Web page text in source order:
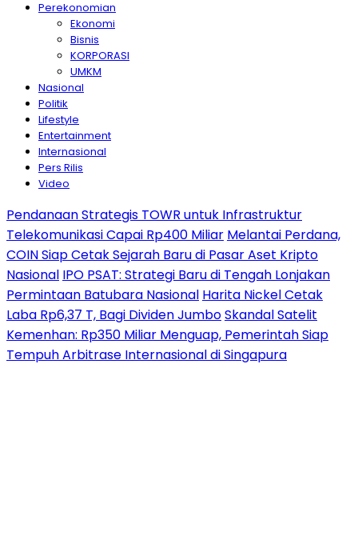
Perekonomian
Ekonomi
Bisnis
KORPORASI
UMKM
Nasional
Politik
Lifestyle
Entertainment
Internasional
Pers Rilis
Video
Pendanaan Strategis TOWR untuk Infrastruktur
Telekomunikasi Capai Rp400 Miliar Melantai Perdana,
COIN Siap Cetak Sejarah Baru di Pasar Aset Kripto
Nasional IPO PSAT: Strategi Baru di Tengah Lonjakan
Permintaan Batubara Nasional Harita Nickel Cetak
Laba Rp6,37 T, Bagi Dividen JumboSkandal Satelit
Kemenhan: Rp350 Miliar Menguap, Pemerintah Siap
Tempuh Arbitrase Internasional di Singapura